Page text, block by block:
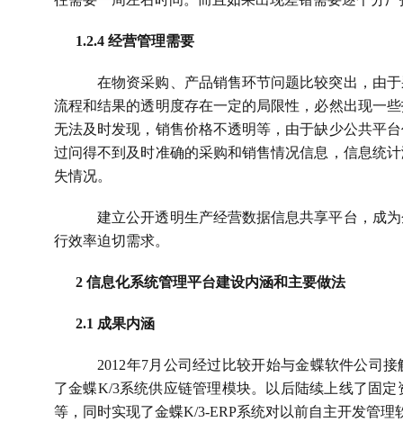
1.2.4 经营管理需要
在物资采购、产品销售环节问题比较突出，由
流程和结果的透明度存在一定的局限性，必然出现一
无法及时发现，销售价格不透明等，由于缺少公共平
过问得不到及时准确的采购和销售情况信息，信息统
失情况。
建立公开透明生产经营数据信息共享平台，成
行效率迫切需求。
2 信息化系统管理平台建设内涵和主要做法
2.1 成果内涵
2012年7月公司经过比较开始与金蝶软件公司接
了金蝶K/3系统供应链管理模块。以后陆续上线了固
等，同时实现了金蝶K/3-ERP系统对以前自主开发管理